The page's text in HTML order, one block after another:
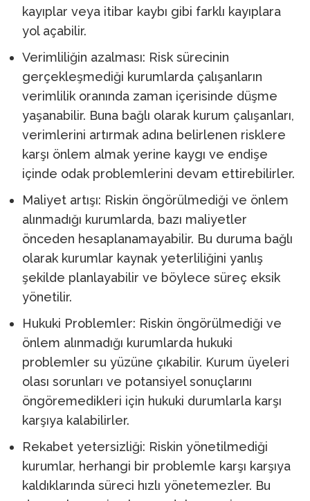
kayıplar veya itibar kaybı gibi farklı kayıplara
yol açabilir.
Verimliliğin azalması: Risk sürecinin
gerçekleşmediği kurumlarda çalışanların
verimlilik oranında zaman içerisinde düşme
yaşanabilir. Buna bağlı olarak kurum çalışanları,
verimlerini artırmak adına belirlenen risklere
karşı önlem almak yerine kaygı ve endişe
içinde odak problemlerini devam ettirebilirler.
Maliyet artışı: Riskin öngörülmediği ve önlem
alınmadığı kurumlarda, bazı maliyetler
önceden hesaplanamayabilir. Bu duruma bağlı
olarak kurumlar kaynak yeterliliğini yanlış
şekilde planlayabilir ve böylece süreç eksik
yönetilir.
Hukuki Problemler: Riskin öngörülmediği ve
önlem alınmadığı kurumlarda hukuki
problemler su yüzüne çıkabilir. Kurum üyeleri
olası sorunları ve potansiyel sonuçlarını
öngöremedikleri için hukuki durumlarla karşı
karşıya kalabilirler.
Rekabet yetersizliği: Riskin yönetilmediği
kurumlar, herhangi bir problemle karşı karşıya
kaldıklarında süreci hızlı yönetemezler. Bu